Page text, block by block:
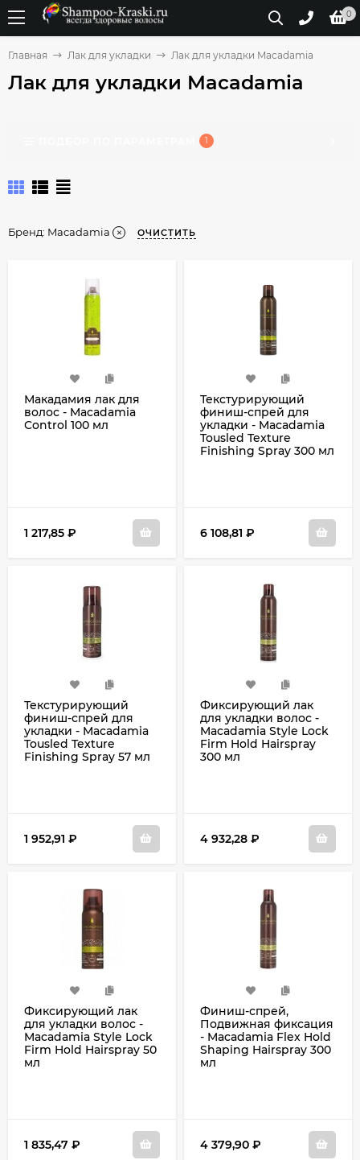
0
Главная Лак для укладки Лак для укладки Macadamia
Лак для укладки Macadamia
1
Бренд: Macadamia ОЧИСТИТЬ
Макадамия лак для
волос - Macadamia
Control 100 мл
1 217,85 ₽
Текстурирующий
финиш-спрей для
укладки - Macadamia
Tousled Texture
Finishing Spray 300 мл
6 108,81 ₽
Текстурирующий
финиш-спрей для
укладки - Macadamia
Tousled Texture
Finishing Spray 57 мл
1 952,91 ₽
Фиксирующий лак
для укладки волос -
Macadamia Style Lock
Firm Hold Hairspray
300 мл
4 932,28 ₽
Фиксирующий лак
для укладки волос -
Macadamia Style Lock
Firm Hold Hairspray 50
мл
1 835,47 ₽
Финиш-спрей,
Подвижная фиксация
- Macadamia Flex Hold
Shaping Hairspray 300
мл
4 379,90 ₽